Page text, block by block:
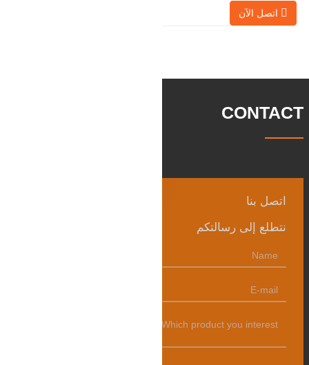
وتوليد طاقة الرياح وقطع
اتصل الآن
CONTACT
اتصل بنا
نتطلع إلى رسالتكم